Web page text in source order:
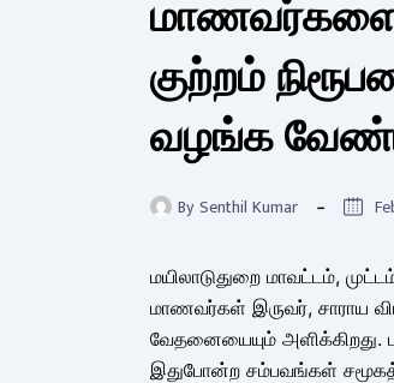
மாணவர்களை
குற்றம்
வழங்க
By Senthil Kumar
மயிலாடுதுறை மாவட்டம்,
மாணவர்கள் இருவர், சாராய
வேதனையையும் அளிக்கிறது.
இதுபோன்ற சம்பவங்கள்